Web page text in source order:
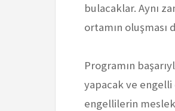
bulacaklar. Aynı
ortamın oluşması
Programın
yapacak ve engelli
engellilerin